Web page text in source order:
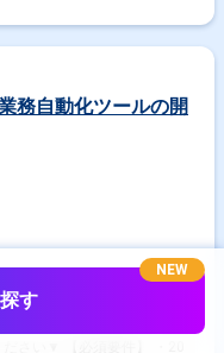
務自動化ツールの開
す
NEW